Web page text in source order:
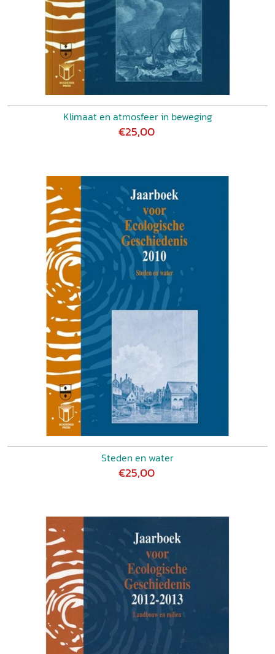
Klimaat en atmosfeer in beweging
€25,00
Steden en water
€25,00